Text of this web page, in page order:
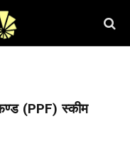
(PPF) स्कीम